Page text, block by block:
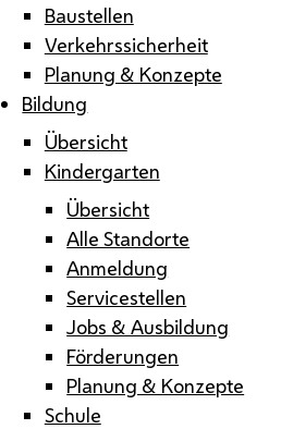
Baustellen
Verkehrssicherheit
Planung & Konzepte
Bildung
Übersicht
Kindergarten
Übersicht
Alle Standorte
Anmeldung
Servicestellen
Jobs & Ausbildung
Förderungen
Planung & Konzepte
Schule